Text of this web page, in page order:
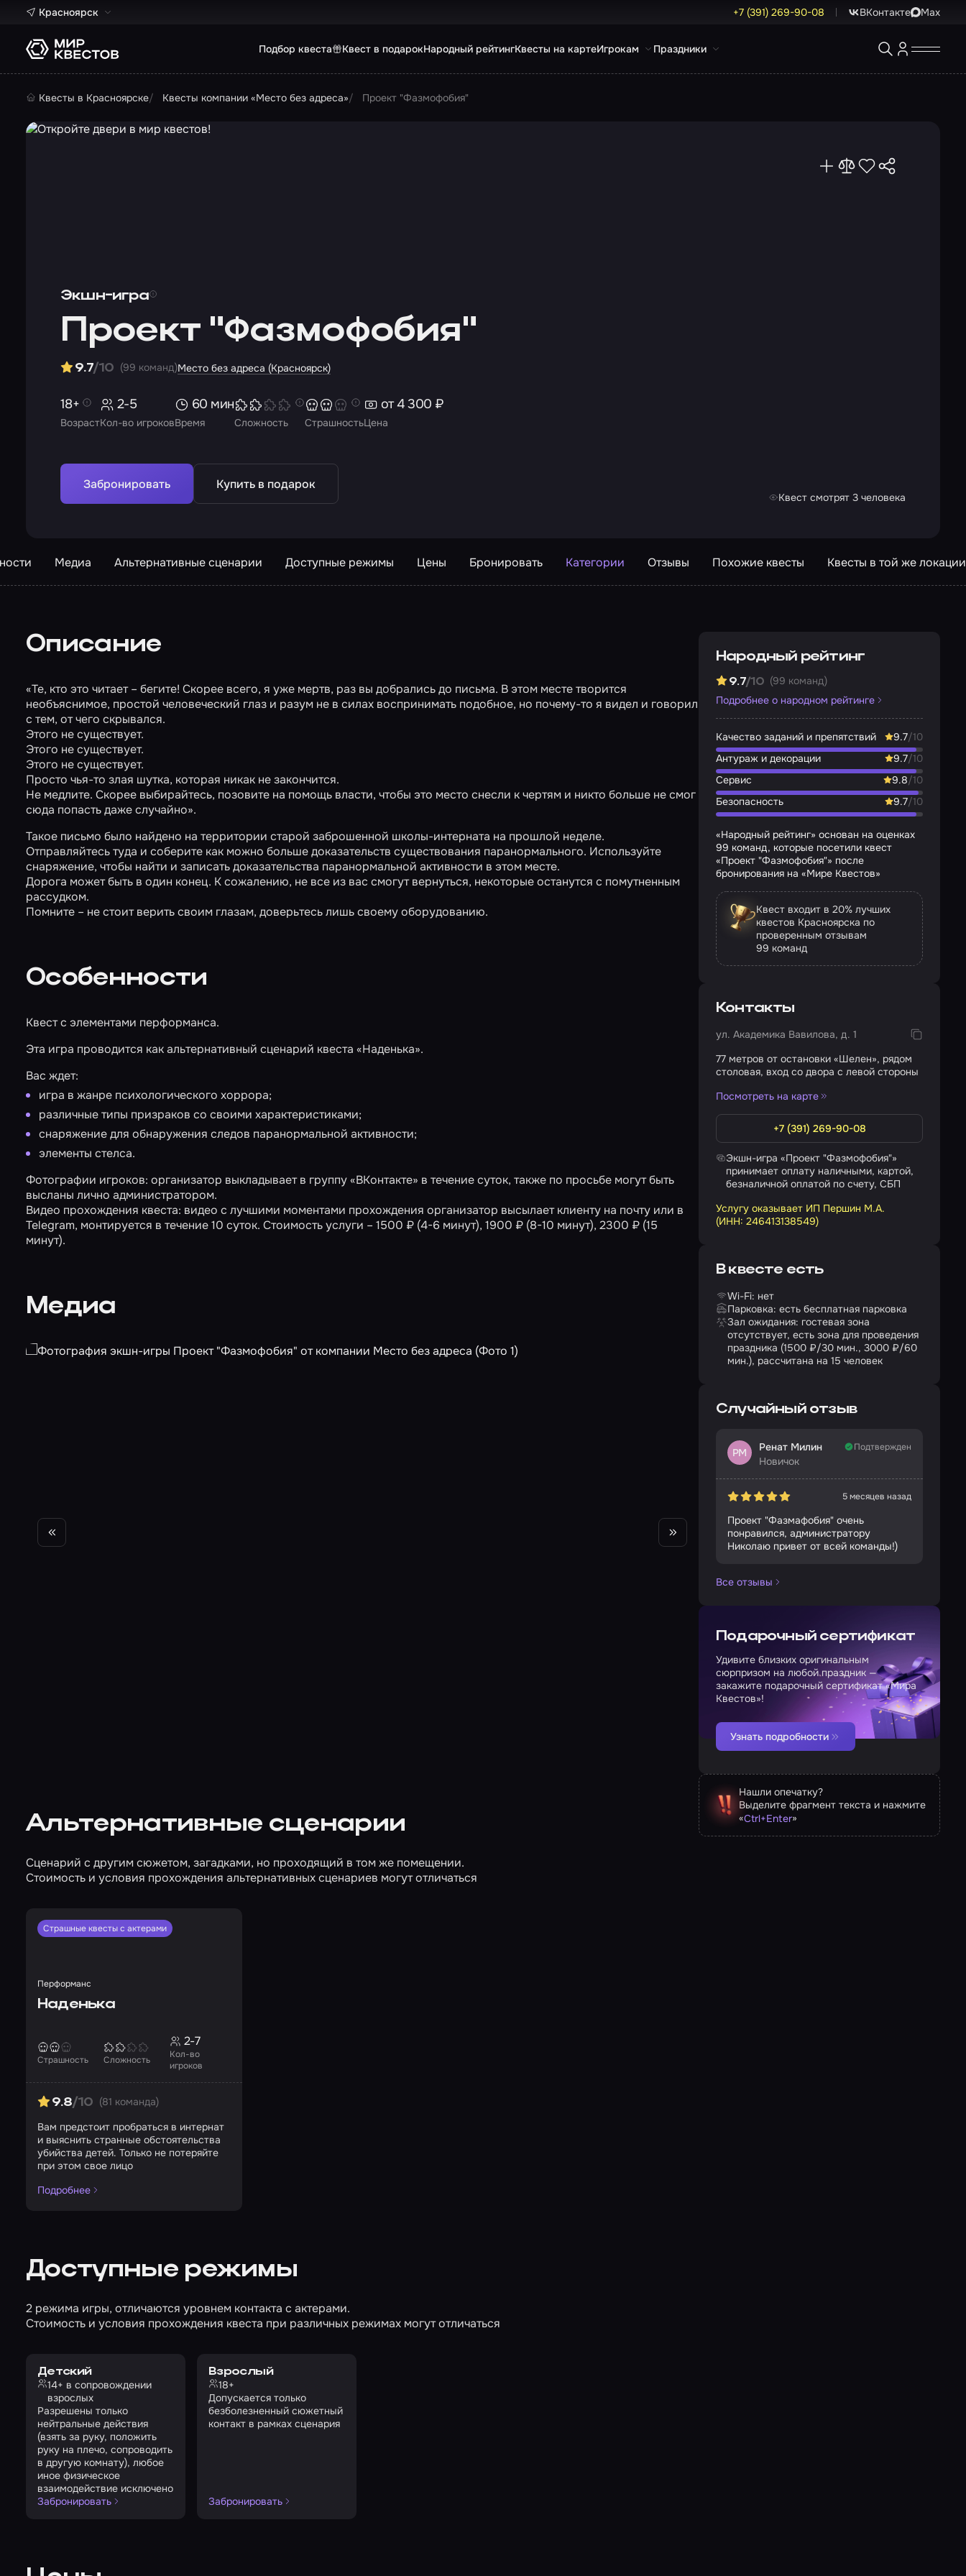
Красноярск +7 (391) 269-90-08 ВКонтакте Max
Подбор квеста Квест в подарокНародный рейтингКвесты на картеИгрокам Праздники
Квесты в Красноярске Квесты компании «Место без адреса» Проект "Фазмофобия"
Экшн-игра
Проект "Фазмофобия"
Место без адреса (Красноярск)
9.7/10 (99 команд)
Возраст
18+
Кол-во игроков
2-5
Время
60 мин
Сложность СтрашностьЦена
от 4 300 ₽
Забронировать Купить в подарок
Квест смотрят 3 человека
Медиа Альтернативные сценарии Доступные режимы Цены Бронировать Категории Отзывы Похожие квесты Квесты в той же локации
Описание
«Те, кто это читает – бегите! Скорее всего, я уже мертв, раз вы добрались до письма. В этом месте творится
необъяснимое, простой человеческий глаз и разум не в силах воспринимать подобное, но почему-то я видел и говорил
с тем, от чего скрывался.
Этого не существует.
Этого не существует.
Этого не существует.
Просто чья-то злая шутка, которая никак не закончится.
Не медлите. Скорее выбирайтесь, позовите на помощь власти, чтобы это место снесли к чертям и никто больше не смог
сюда попасть даже случайно».
Такое письмо было найдено на территории старой заброшенной школы-интерната на прошлой неделе.
Отправляйтесь туда и соберите как можно больше доказательств существования паранормального. Используйте
снаряжение, чтобы найти и записать доказательства паранормальной активности в этом месте.
Дорога может быть в один конец. К сожалению, не все из вас смогут вернуться, некоторые останутся с помутненным
рассудком.
Помните – не стоит верить своим глазам, доверьтесь лишь своему оборудованию.
Особенности
Квест с элементами перформанса.
Эта игра проводится как альтернативный сценарий квеста «Наденька».
Вас ждет:
игра в жанре психологического хоррора;
различные типы призраков со своими характеристиками;
снаряжение для обнаружения следов паранормальной активности;
элементы стелса.
Фотографии игроков: организатор выкладывает в группу «ВКонтакте» в течение суток, также по просьбе могут быть
высланы лично администратором.
Видео прохождения квеста: видео с лучшими моментами прохождения организатор высылает клиенту на почту или в
Telegram, монтируется в течение 10 суток. Стоимость услуги – 1500 ₽ (4-6 минут), 1900 ₽ (8-10 минут), 2300 ₽ (15
минут).
Медиа
Альтернативные сценарии
Сценарий с другим сюжетом, загадками, но проходящий в том же помещении.
Стоимость и условия прохождения альтернативных сценариев могут отличаться
Страшные квесты с актерами
Перформанс
Наденька
Страшность Сложность
Кол-во
игроков
2-7
9.8/10 (81 команда)
Вам предстоит пробраться в интернат
и выяснить странные обстоятельства
убийства детей. Только не потеряйте
при этом свое лицо
Подробнее
Доступные режимы
2 режима игры, отличаются уровнем контакта с актерами.
Стоимость и условия прохождения квеста при различных режимах могут отличаться
Детский
14+ в сопровождении
взрослых
Разрешены только
нейтральные действия
(взять за руку, положить
руку на плечо, сопроводить
в другую комнату), любое
иное физическое
взаимодействие исключено
Забронировать
Взрослый
18+
Допускается только
безболезненный сюжетный
контакт в рамках сценария
Забронировать
Народный рейтинг
9.7/10 (99 команд)
Подробнее о народном рейтинге
Качество заданий и препятствий 9.7/10
Антураж и декорации
9.7/10
Сервис
9.8/10
Безопасность
9.7/10
«Народный рейтинг» основан на оценках
99 команд, которые посетили квест
«Проект "Фазмофобия"» после
бронирования на «Мире Квестов»
Квест входит в 20% лучших
квестов Красноярска по
проверенным отзывам
99 команд
Контакты
ул. Академика Вавилова, д. 1
77 метров от остановки «Шелен», рядом
столовая, вход со двора с левой стороны
Посмотреть на карте
+7 (391) 269-90-08
Экшн-игра «Проект "Фазмофобия"»
принимает оплату наличными, картой,
безналичной оплатой по счету, СБП
Услугу оказывает ИП Першин М.А.
(ИНН: 246413138549)
В квесте есть
Wi-Fi: нет
Парковка: есть бесплатная парковка
Зал ожидания: гостевая зона
отсутствует, есть зона для проведения
праздника (1500 ₽/30 мин., 3000 ₽/60
мин.), рассчитана на 15 человек
Случайный отзыв
РМ
Ренат Милин
Новичок
Подтвержден
5 месяцев назад
Проект "Фазмафобия" очень
понравился, администратору
Николаю привет от всей команды!)
Все отзывы
Подарочный сертификат
Удивите близких оригинальным
сюрпризом на любой праздник —
закажите подарочный сертификат «Мира
Квестов»!
Узнать подробности
Нашли опечатку?
Выделите фрагмент текста и нажмите
«Ctrl+Enter»